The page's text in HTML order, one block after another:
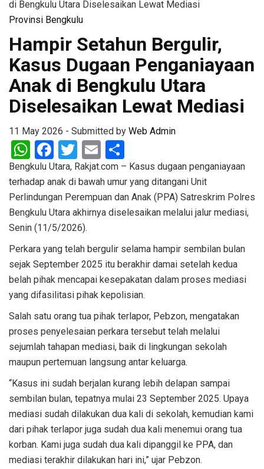
di Bengkulu Utara Diselesaikan Lewat Mediasi
Provinsi Bengkulu
Hampir Setahun Bergulir,
Kasus Dugaan Penganiayaan
Anak di Bengkulu Utara
Diselesaikan Lewat Mediasi
11 May 2026 - Submitted by Web Admin
WhatsApp
Facebook
Twitter
Email
Bengkulu Utara, Rakjat.com – Kasus dugaan penganiayaan
terhadap anak di bawah umur yang ditangani Unit
Perlindungan Perempuan dan Anak (PPA) Satreskrim Polres
Bengkulu Utara akhirnya diselesaikan melalui jalur mediasi,
Senin (11/5/2026).
Perkara yang telah bergulir selama hampir sembilan bulan
sejak September 2025 itu berakhir damai setelah kedua
belah pihak mencapai kesepakatan dalam proses mediasi
yang difasilitasi pihak kepolisian.
Salah satu orang tua pihak terlapor, Pebzon, mengatakan
proses penyelesaian perkara tersebut telah melalui
sejumlah tahapan mediasi, baik di lingkungan sekolah
maupun pertemuan langsung antar keluarga.
“Kasus ini sudah berjalan kurang lebih delapan sampai
sembilan bulan, tepatnya mulai 23 September 2025. Upaya
mediasi sudah dilakukan dua kali di sekolah, kemudian kami
dari pihak terlapor juga sudah dua kali menemui orang tua
korban. Kami juga sudah dua kali dipanggil ke PPA, dan
mediasi terakhir dilakukan hari ini,” ujar Pebzon.